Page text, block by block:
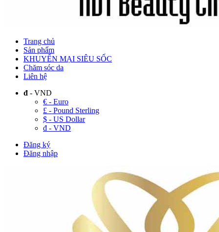
Trang chủ
Sản phẩm
KHUYẾN MẠI SIÊU SỐC
Chăm sóc da
Liên hệ
đ - VND
€ - Euro
£ - Pound Sterling
$ - US Dollar
đ - VND
Đăng ký
Đăng nhập